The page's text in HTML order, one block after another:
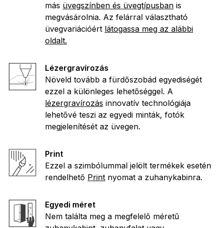
más üvegszínben és üvegtípusban is
megvásárolnia. Az felárral választható
üvegvariációért látogassa meg az alábbi
oldalt.
Lézergravírozás
Növeld tovább a fürdőszobád egyediségét
ezzel a különleges lehetőséggel. A
lézergravírozás innovatív technológiája
lehetővé teszi az egyedi minták, fotók
megjelenítését az üvegen.
Print
Ezzel a szimbólummal jelölt termékek esetén
rendelhető Print nyomat a zuhanykabinra.
Egyedi méret
Nem találta meg a megfelelő méretű